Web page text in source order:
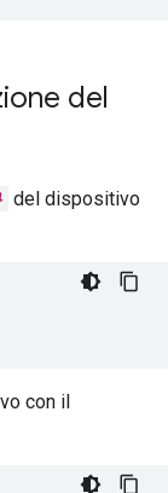
del
del dispositivo
con il